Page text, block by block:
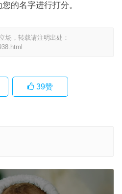
的名字进行打分。
场，转载请注明出处：
39赞